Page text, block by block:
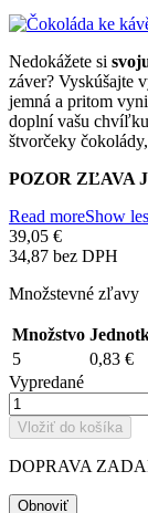
Nedokážete si
záver? Vyskúšajte
jemná a pritom
doplní vašu
štvorčeky
POZOR ZĽAVA
Read moreShow
39,05 €
34,87 bez DPH
Množstevné zľavy
Množstvo
5
0,83 €
Vypredané
Vložiť do košíka
DOPRAVA